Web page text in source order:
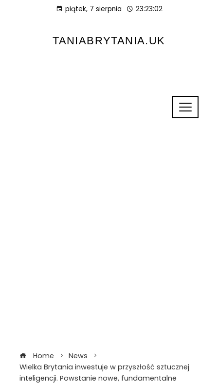
piątek, 7 sierpnia 23:23:03
TANIABRYTANIA.UK
Home
News
Wielka Brytania inwestuje w przyszłość sztucznej
inteligencji. Powstanie nowe, fundamentalne